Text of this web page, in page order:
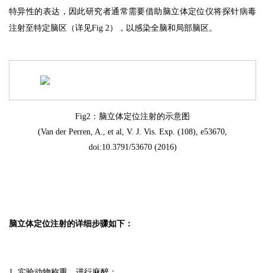
特异性的表达，因此研究者通常需要借助脑立体定位仪将探针病毒
注射至特定脑区（详见Fig 2），以感染全脑和局部脑区。
Fig2：脑立体定位注射的示意图
(Van der Perren, A., et al, V. J. Vis. Exp. (108), e53670,
doi:10.3791/53670 (2016)
脑立体定位注射的详细步骤如下：